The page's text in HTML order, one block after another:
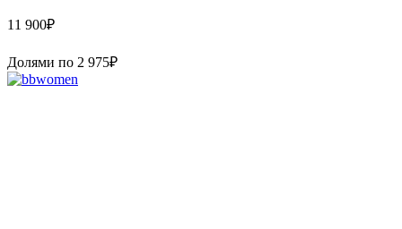
11 900₽
Долями по 2 975₽